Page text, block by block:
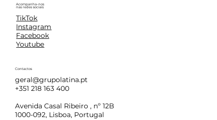
Acompanha-nos
nas redes sociais
TikTok
Instagram
Facebook
Youtube
Contactos
geral@grupolatina.pt
+351 218 163 400
Avenida Casal Ribeiro , nº 12B
1000-092, Lisboa, Portugal